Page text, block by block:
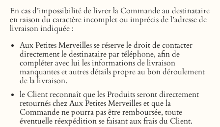
En cas d’impossibilité de livrer la Commande au destinataire
en raison du caractère incomplet ou imprécis de l’adresse de
livraison indiquée :
Aux Petites Merveilles se réserve le droit de contacter
directement le destinataire par téléphone, afin de
compléter avec lui les informations de livraison
manquantes et autres détails propre au bon déroulement
de la livraison.
le Client reconnaît que les Produits seront directement
retournés chez Aux Petites Merveilles et que la
Commande ne pourra pas être remboursée, toute
éventuelle réexpédition se faisant aux frais du Client.